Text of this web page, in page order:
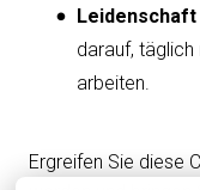
darauf,
arbeiten.
Ergreifen Sie diese